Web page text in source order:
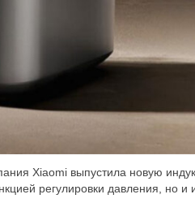
Xiaomi выпустила новую
регулировки давления, но